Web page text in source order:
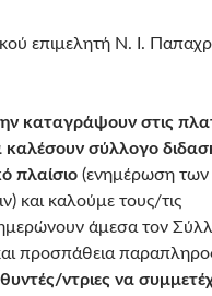
επιμελητή Ν. Ι.
καταγράψουν στις
καλέσουν σύλλογο
πλαίσιο (ενημέρωση των
και καλούμε τους/τις
άμεσα τον
προσπάθεια
ντριες να